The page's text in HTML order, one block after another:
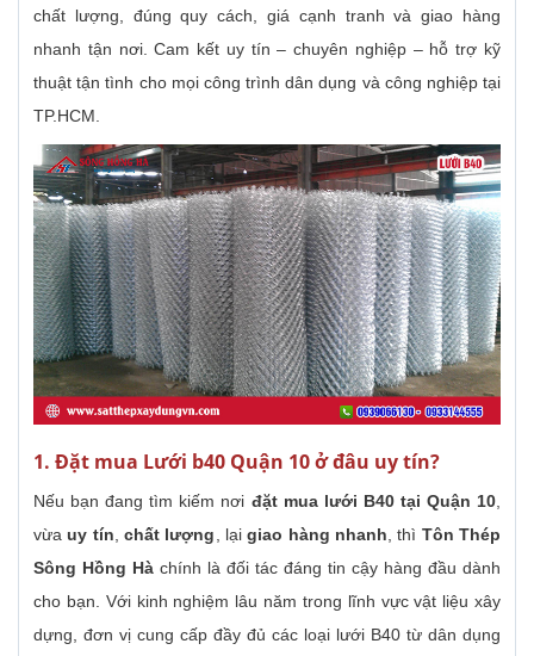
chất lượng, đúng quy cách, giá cạnh tranh và giao hàng
nhanh tận nơi. Cam kết uy tín – chuyên nghiệp – hỗ trợ kỹ
thuật tận tình cho mọi công trình dân dụng và công nghiệp tại
TP.HCM.
1. Đặt mua Lưới b40 Quận 10 ở đâu uy tín?
Nếu bạn đang tìm kiếm nơi đặt mua lưới B40 tại Quận 10
vừauy tín ,chất lượng , lạigiao hàng nhanh , thì Tôn Thép
Sông Hồng Hà chính là đối tác đáng tin cậy hàng đầu dành
cho bạn. Với kinh nghiệm lâu năm trong lĩnh vực vật liệu xây
dựng, đơn vị cung cấp đầy đủ các loại lưới B40 từ dân dụng